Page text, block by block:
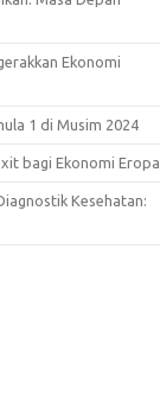
Ekonomi
1 di Musim 2024
bagi Ekonomi Eropa
Kesehatan: